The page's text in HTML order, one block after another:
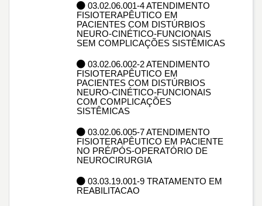
03.02.06.001-4 ATENDIMENTO
FISIOTERAPÊUTICO EM
PACIENTES COM DISTÚRBIOS
NEURO-CINÉTICO-FUNCIONAIS
SEM COMPLICAÇÕES SISTÊMICAS
03.02.06.002-2 ATENDIMENTO
FISIOTERAPÊUTICO EM
PACIENTES COM DISTÚRBIOS
NEURO-CINÉTICO-FUNCIONAIS
COM COMPLICAÇÕES
SISTÊMICAS
03.02.06.005-7 ATENDIMENTO
FISIOTERAPÊUTICO EM PACIENTE
NO PRÉ/PÓS-OPERATÓRIO DE
NEUROCIRURGIA
03.03.19.001-9 TRATAMENTO EM
REABILITACAO